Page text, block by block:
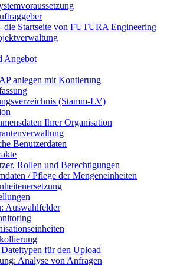
die Startseite von FUTURA Engineering
Angebot
anlegen mit Kontierung
(Stamm-LV)
Ihrer Organisation
Benutzerdaten
Rollen und Berechtigungen
/ Pflege der Mengeneinheiten
Auswahlfelder
für den Upload
Analyse von Anfragen